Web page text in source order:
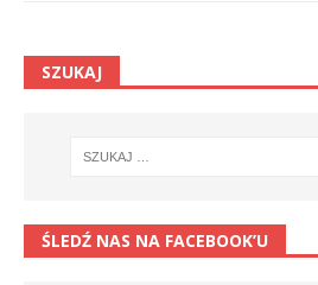
SZUKAJ
ŚLEDŹ NAS NA FACEBOOK’U